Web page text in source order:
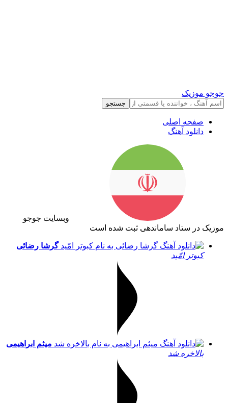
جوجو موزیک
جستجو
صفحه اصلی
دانلود آهنگ
وبسایت جوجو
موزیک در ستاد ساماندهی ثبت شده است
گرشا رضائی
کبوتر امّید
میثم ابراهیمی
بالاخره شد